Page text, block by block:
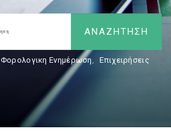
Φορολογικη Ενημέρωση, Επιχειρήσεις